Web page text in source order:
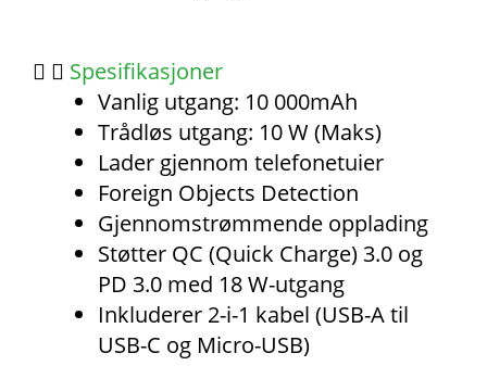
Spesifikasjoner
Vanlig utgang: 10 000mAh
Trådløs utgang: 10 W (Maks)
Lader gjennom telefonetuier
Foreign Objects Detection
Gjennomstrømmende opplading
Støtter QC (Quick Charge) 3.0 og
PD 3.0 med 18 W-utgang
Inkluderer 2-i-1 kabel (USB-A til
USB-C og Micro-USB)